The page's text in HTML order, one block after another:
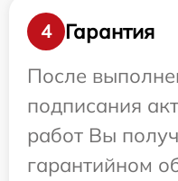
4
Гарантия
После
подписания
работ Вы
гарантийном